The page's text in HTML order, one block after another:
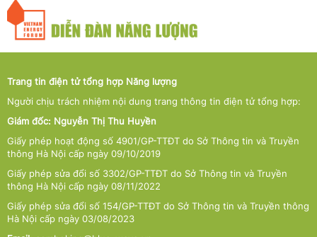
Trang tin điện tử tổng hợp Năng lượng
Người chịu trách nhiệm nội dung trang thông tin điện tử tổng hợp:
Giám đốc: Nguyễn Thị Thu Huyền
Giấy phép hoạt động số 4901/GP-TTĐT do Sở Thông tin và Truyền
thông Hà Nội cấp ngày 09/10/2019
Giấy phép sửa đổi số 3302/GP-TTĐT do Sở Thông tin và Truyền
thông Hà Nội cấp ngày 08/11/2022
Giấy phép sửa đổi số 154/GP-TTĐT do Sở Thông tin và Truyền thông
Hà Nội cấp ngày 03/08/2023